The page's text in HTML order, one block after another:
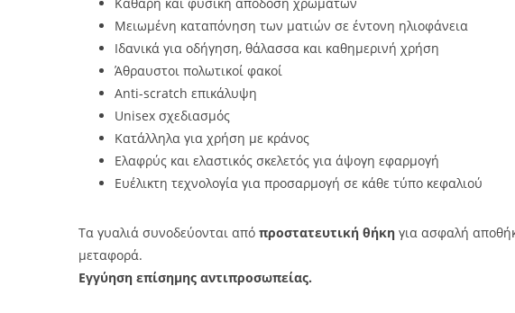
Μειωμένη καταπόνηση των ματιών σε έντονη ηλιοφάνεια
Ιδανικά για οδήγηση, θάλασσα και καθημερινή χρήση
Άθραυστοι πολωτικοί φακοί
Anti-scratch επικάλυψη
Unisex σχεδιασμός
Κατάλληλα για χρήση με κράνος
Ελαφρύς και ελαστικός σκελετός για άψογη εφαρμογή
Ευέλικτη τεχνολογία για προσαρμογή σε κάθε τύπο κεφαλιού
Τα γυαλιά συνοδεύονται από προστατευτική θήκη για ασφαλή
μεταφορά.
Εγγύηση επίσημης αντιπροσωπείας.